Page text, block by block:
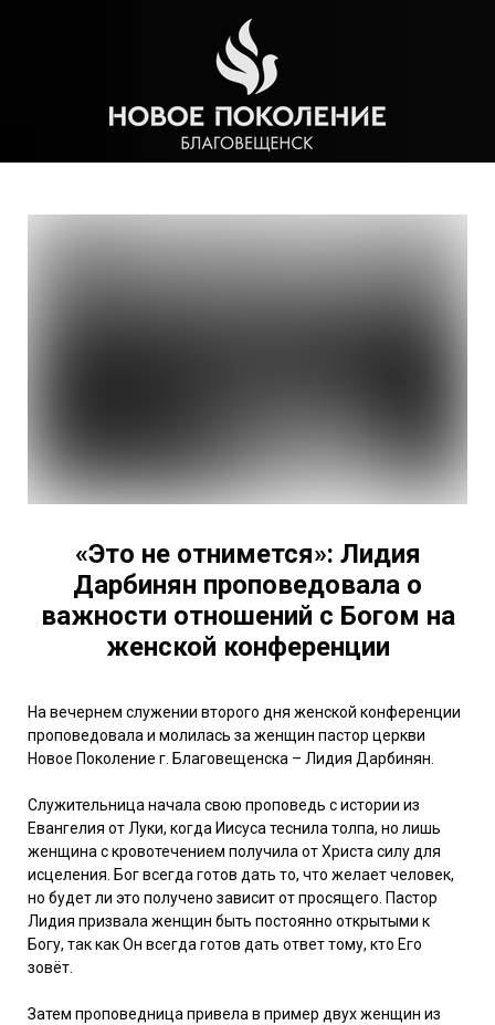
«Это не отнимется»: Лидия
Дарбинян проповедовала о
важности отношений с Богом на
женской конференции
На вечернем служении второго дня женской конференции
проповедовала и молилась за женщин пастор церкви
Новое Поколение г. Благовещенска – Лидия Дарбинян.
Служительница начала свою проповедь с истории из
Евангелия от Луки, когда Иисуса теснила толпа, но лишь
женщина с кровотечением получила от Христа силу для
исцеления. Бог всегда готов дать то, что желает человек,
но будет ли это получено зависит от просящего. Пастор
Лидия призвала женщин быть постоянно открытыми к
Богу, так как Он всегда готов дать ответ тому, кто Его
зовёт.
Затем проповедница привела в пример двух женщин из